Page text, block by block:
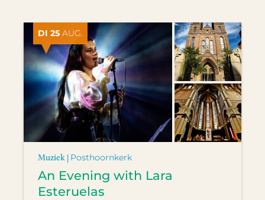
DI 25 AUG.
Muziek | Posthoornkerk
An Evening with Lara
Esteruelas